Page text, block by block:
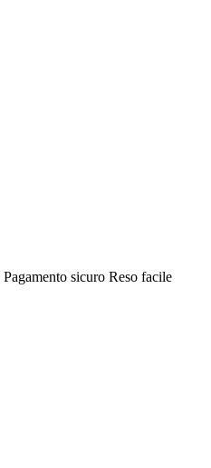
Pagamento sicuro Reso facile